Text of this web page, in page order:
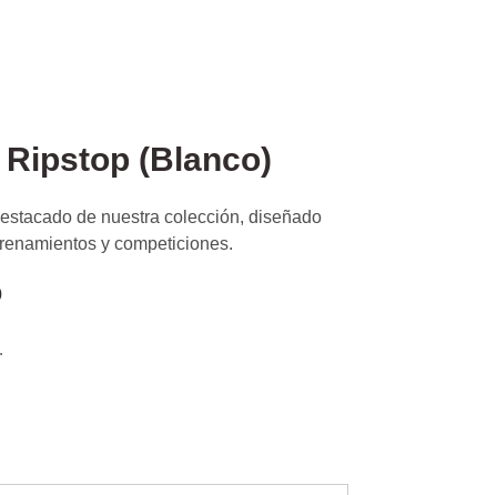
(Blanco)
de nuestra colección, diseñado
y competiciones.